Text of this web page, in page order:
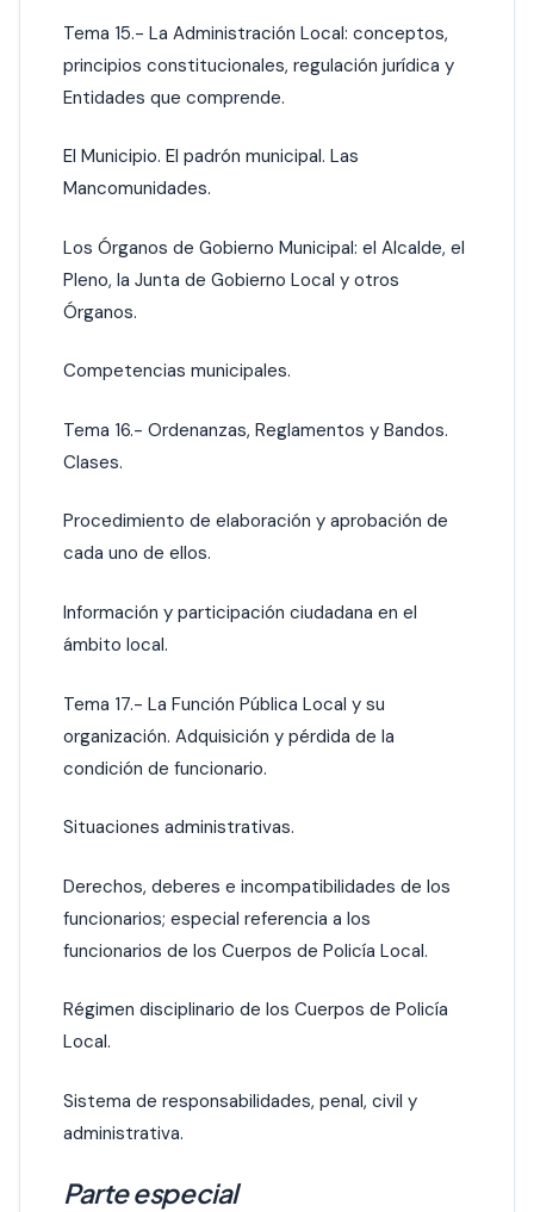
Tema 15.- La Administración Local: conceptos,
principios constitucionales, regulación jurídica y
Entidades que comprende.
El Municipio. El padrón municipal. Las
Mancomunidades.
Los Órganos de Gobierno Municipal: el Alcalde, el
Pleno, la Junta de Gobierno Local y otros
Órganos.
Competencias municipales.
Tema 16.- Ordenanzas, Reglamentos y Bandos.
Clases.
Procedimiento de elaboración y aprobación de
cada uno de ellos.
Información y participación ciudadana en el
ámbito local.
Tema 17.- La Función Pública Local y su
organización. Adquisición y pérdida de la
condición de funcionario.
Situaciones administrativas.
Derechos, deberes e incompatibilidades de los
funcionarios; especial referencia a los
funcionarios de los Cuerpos de Policía Local.
Régimen disciplinario de los Cuerpos de Policía
Local.
Sistema de responsabilidades, penal, civil y
administrativa.
Parte especial